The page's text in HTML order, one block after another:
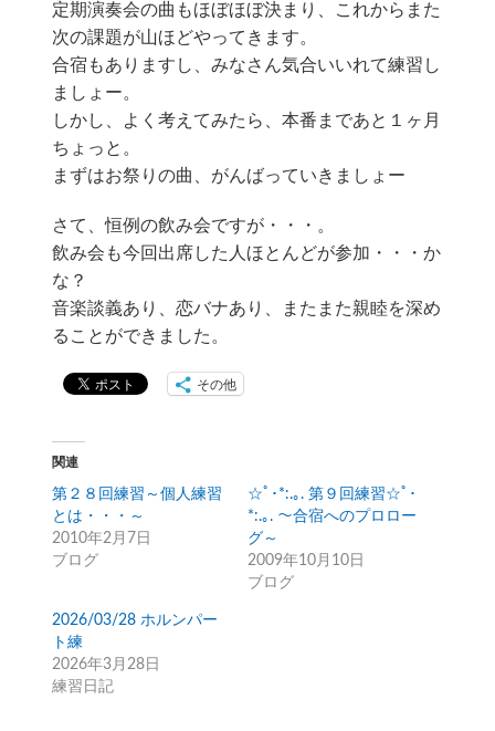
定期演奏会の曲もほぼほぼ決まり、これからまた
次の課題が山ほどやってきます。
合宿もありますし、みなさん気合いいれて練習し
ましょー。
しかし、よく考えてみたら、本番まであと１ヶ月
ちょっと。
まずはお祭りの曲、がんばっていきましょー
さて、恒例の飲み会ですが・・・。
飲み会も今回出席した人ほとんどが参加・・・か
な？
音楽談義あり、恋バナあり、またまた親睦を深め
ることができました。
その他
関連
第２８回練習～個人練習
とは・・・～
2010年2月7日
ブログ
☆ﾟ･*:.｡. 第９回練習☆ﾟ･
*:.｡. ～合宿へのプロロー
グ～
2009年10月10日
ブログ
2026/03/28 ホルンパー
ト練
2026年3月28日
練習日記